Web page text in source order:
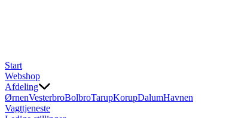
Start
Webshop
Afdeling
ØrnenVesterbroBolbroTarupKorupDalumHavnen
Vagttjeneste